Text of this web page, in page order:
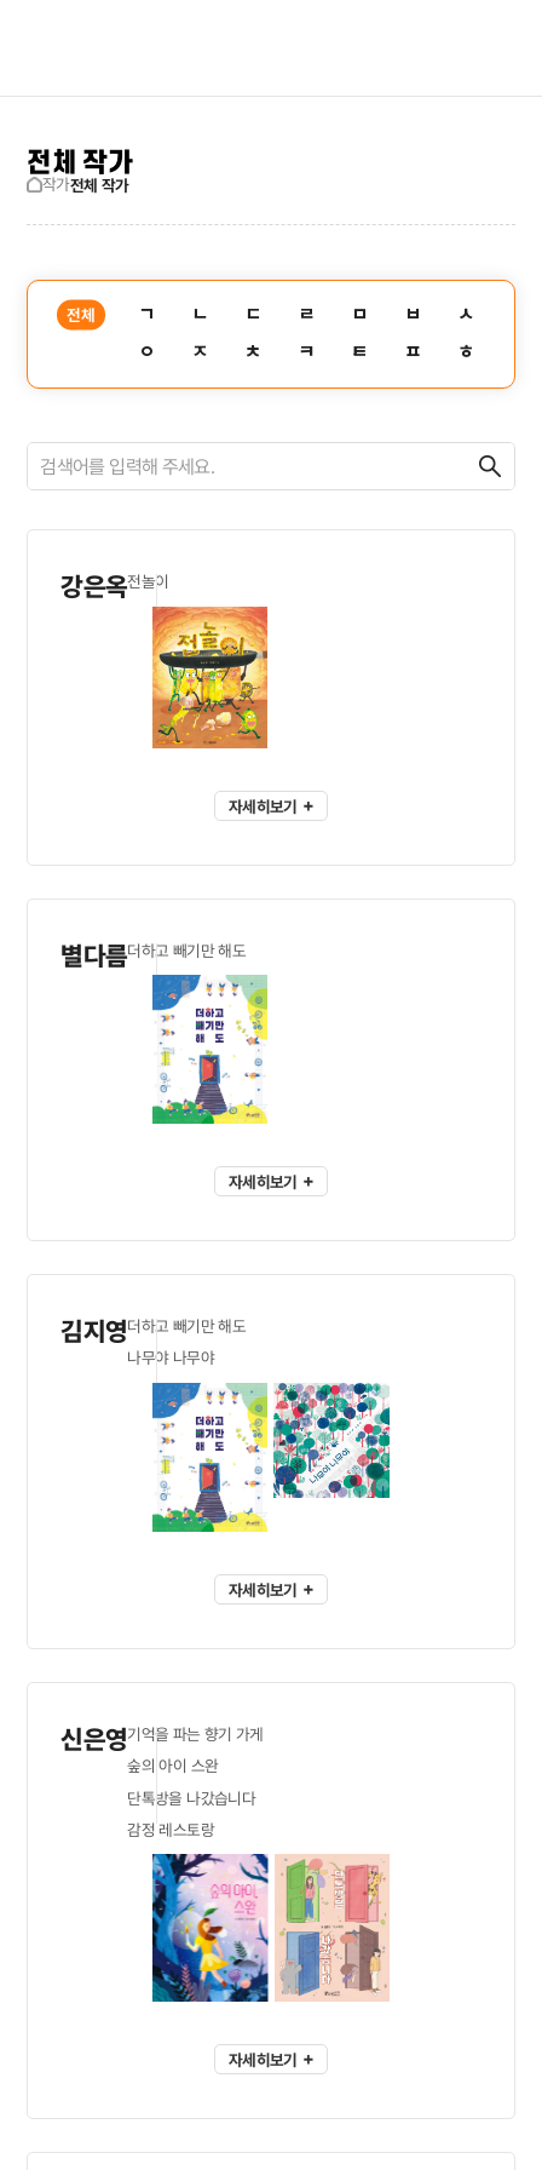
전체 작가
작가전체 작가
전체 ㄱ ㄴ ㄷ ㄹ ㅁ ㅂ
ㅅ
ㅇ
ㅈ ㅊ ㅋ ㅌ ㅍ ㅎ
강은옥전놀이
자세히보기
별다름더하고 빼기만 해도
자세히보기
김지영더하고 빼기만 해도
나무야 나무야
자세히보기
신은영기억을 파는 향기 가게
숲의 아이 스완
단톡방을 나갔습니다
감정 레스토랑
자세히보기